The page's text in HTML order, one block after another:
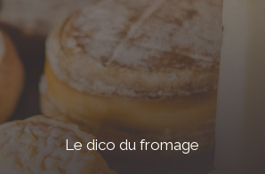
Le dico du fromage